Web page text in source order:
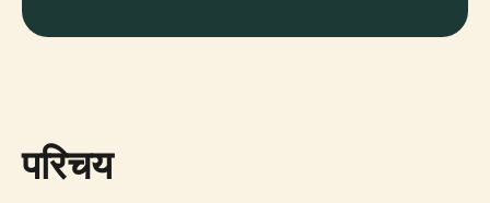
परिचय